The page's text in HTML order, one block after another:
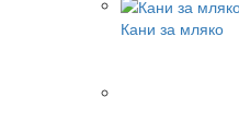
Кани за мляко